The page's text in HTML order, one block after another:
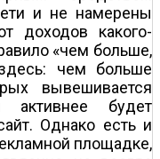
и не намерены
доходов какого-
«чем больше,
чем больше
вывешивается
активнее будет
Однако есть и
площадке,